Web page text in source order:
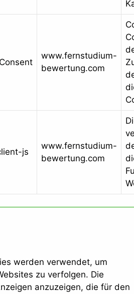
www.fernstudium-
bewertung.com
js
www.fernstudium-
bewertung.com
werden verwendet, um
zu verfolgen. Die
anzuzeigen, die für den